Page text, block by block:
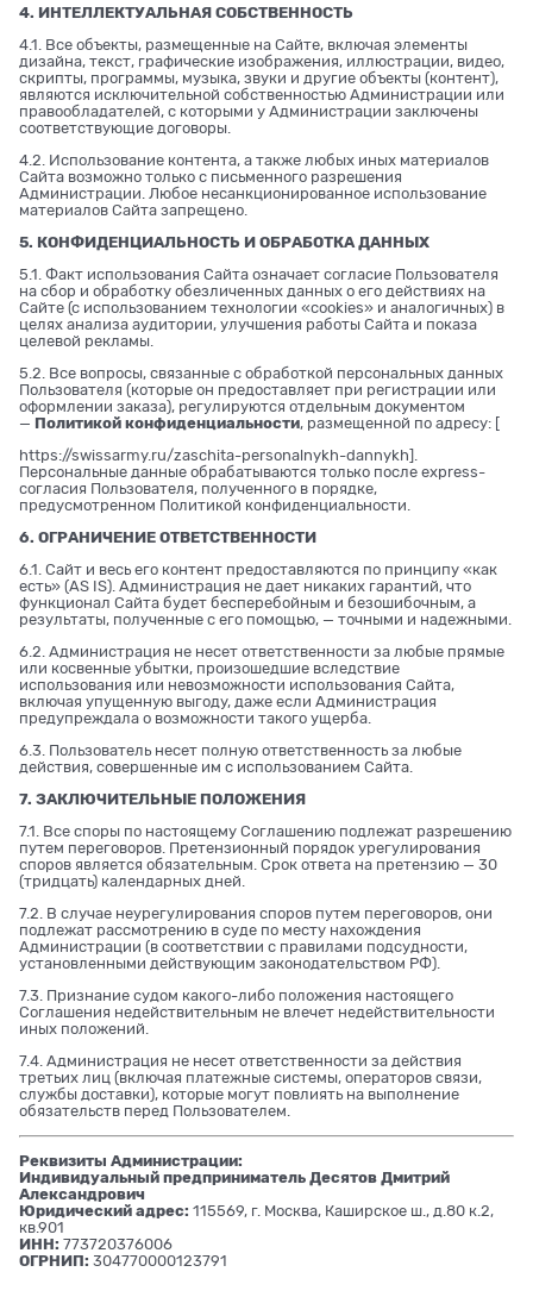
4. ИНТЕЛЛЕКТУАЛЬНАЯ СОБСТВЕННОСТЬ
4.1. Все объекты, размещенные на Сайте, включая элементы
дизайна, текст, графические изображения, иллюстрации, видео,
скрипты, программы, музыка, звуки и другие объекты (контент),
являются исключительной собственностью Администрации или
правообладателей, с которыми у Администрации заключены
соответствующие договоры.
4.2. Использование контента, а также любых иных материалов
Сайта возможно только с письменного разрешения
Администрации. Любое несанкционированное использование
материалов Сайта запрещено.
5. КОНФИДЕНЦИАЛЬНОСТЬ И ОБРАБОТКА ДАННЫХ
5.1. Факт использования Сайта означает согласие Пользователя
на сбор и обработку обезличенных данных о его действиях на
Сайте (с использованием технологии «cookies» и аналогичных) в
целях анализа аудитории, улучшения работы Сайта и показа
целевой рекламы.
5.2. Все вопросы, связанные с обработкой персональных данных
Пользователя (которые он предоставляет при регистрации или
оформлении заказа), регулируются отдельным документом
— Политикой конфиденциальности, размещенной по адресу: [
https://swissarmy.ru/zaschita-personalnykh-dannykh].
Персональные данные обрабатываются только после express-
согласия Пользователя, полученного в порядке,
предусмотренном Политикой конфиденциальности.
6. ОГРАНИЧЕНИЕ ОТВЕТСТВЕННОСТИ
6.1. Сайт и весь его контент предоставляются по принципу «как
есть» (AS IS). Администрация не дает никаких гарантий, что
функционал Сайта будет бесперебойным и безошибочным, а
результаты, полученные с его помощью, — точными и надежными.
6.2. Администрация не несет ответственности за любые прямые
или косвенные убытки, произошедшие вследствие
использования или невозможности использования Сайта,
включая упущенную выгоду, даже если Администрация
предупреждала о возможности такого ущерба.
6.3. Пользователь несет полную ответственность за любые
действия, совершенные им с использованием Сайта.
7. ЗАКЛЮЧИТЕЛЬНЫЕ ПОЛОЖЕНИЯ
7.1. Все споры по настоящему Соглашению подлежат разрешению
путем переговоров. Претензионный порядок урегулирования
споров является обязательным. Срок ответа на претензию — 30
(тридцать) календарных дней.
7.2. В случае неурегулирования споров путем переговоров, они
подлежат рассмотрению в суде по месту нахождения
Администрации (в соответствии с правилами подсудности,
установленными действующим законодательством РФ).
7.3. Признание судом какого-либо положения настоящего
Соглашения недействительным не влечет недействительности
иных положений.
7.4. Администрация не несет ответственности за действия
третьих лиц (включая платежные системы, операторов связи,
службы доставки), которые могут повлиять на выполнение
обязательств перед Пользователем.
Реквизиты Администрации:
Индивидуальный предприниматель Десятов Дмитрий
Александрович
Юридический адрес: 115569, г. Москва, Каширское ш., д.80 к.2,
кв.901
ИНН: 773720376006
ОГРНИП: 304770000123791